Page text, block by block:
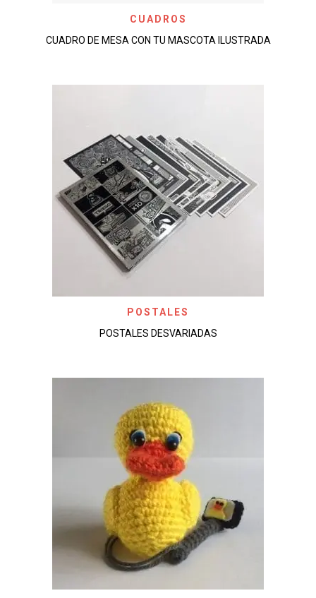
CUADROS
CUADRO DE MESA CON TU MASCOTA ILUSTRADA
POSTALES
POSTALES DESVARIADAS